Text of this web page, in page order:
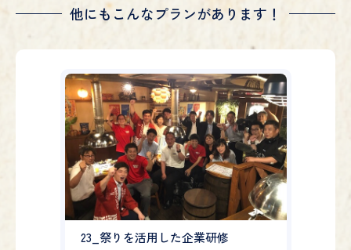
他にもこんなプランがあります！
23_祭りを活用した企業研修